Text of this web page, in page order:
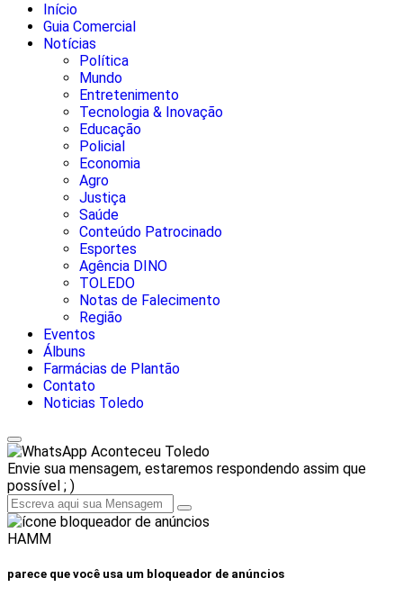
Início
Guia Comercial
Notícias
Política
Mundo
Entretenimento
Tecnologia & Inovação
Educação
Policial
Economia
Agro
Justiça
Saúde
Conteúdo Patrocinado
Esportes
Agência DINO
TOLEDO
Notas de Falecimento
Região
Eventos
Álbuns
Farmácias de Plantão
Contato
Noticias Toledo
Aconteceu Toledo
Envie sua mensagem, estaremos respondendo assim que
possível ; )
HAMM
parece que você usa um bloqueador de anúncios